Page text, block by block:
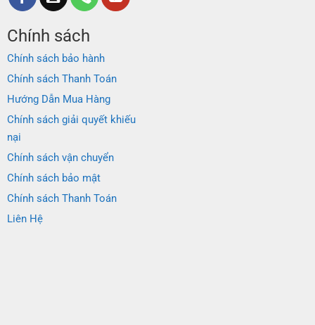
Chính sách
Chính sách bảo hành
Chính sách Thanh Toán
Hướng Dẫn Mua Hàng
Chính sách giải quyết khiếu
nại
Chính sách vận chuyển
Chính sách bảo mật
Chính sách Thanh Toán
Liên Hệ